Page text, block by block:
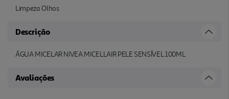
Limpeza Olhos
Descrição
ÁGUA MICELAR NIVEA MICELLAIR PELE SENSÍVEL 100ML
Avaliações